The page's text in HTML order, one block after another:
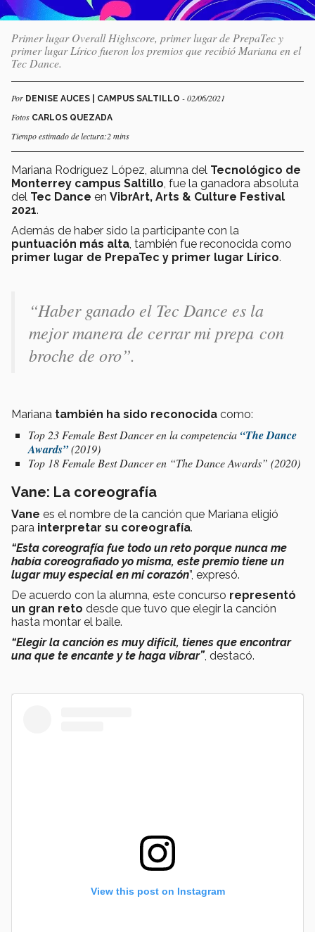
Primer lugar Overall Highscore, primer lugar de PrepaTec y
primer lugar Lírico fueron los premios que recibió Mariana en el
Tec Dance.
Por DENISE AUCES | CAMPUS SALTILLO - 02/06/2021
Fotos CARLOS QUEZADA
Tiempo estimado de lectura:2 mins
Mariana Rodríguez López, alumna del Tecnológico de
Monterrey campus Saltillo , fue la ganadora absoluta
del Tec Dance en VibrArt, Arts & Culture Festival
2021.
Además de haber sido la participante con la
puntuación más alta , también fue reconocida como
primer lugar de PrepaTec y primer lugar Lírico.
“Haber ganado el Tec Dance es la
mejor manera de cerrar mi prepa con
broche de oro”.
Mariana también ha sido reconocida como:
Top 23 Female Best Dancer en la competencia “The Dance
Awards”(2019)
Top 18 Female Best Dancer en “The Dance Awards” (2020)
Vane: La coreografía
Vane es el nombre de la canción que Mariana eligió
para interpretar su coreografía.
“Esta coreografía fue todo un reto porque nunca me
había coreografiado yo misma, este premio tiene un
lugar muy especial en mi corazón”, expresó.
De acuerdo con la alumna, este concurso representó
un gran reto desde que tuvo que elegir la canción
hasta montar el baile.
“Elegir la canción es muy difícil, tienes que encontrar
una que te encante y te haga vibrar”, destacó.
View this post on Instagram